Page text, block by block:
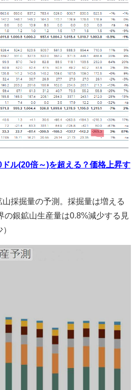
ドル(20倍～)を超える？価格上昇す
採掘量の予測。採掘量は増える
の銀鉱山生産量は0.8%減少する見